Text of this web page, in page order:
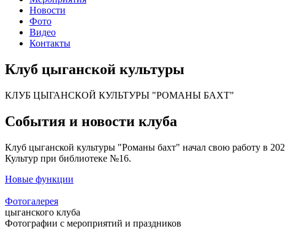
Новости
Фото
Видео
Контакты
Клуб цыганской культуры
КЛУБ ЦЫГАНСКОЙ КУЛЬТУРЫ "РОМАНЫ БАХТ"
События и новости клуба
Клуб цыганской культуры "Романы бахт" начал свою работу в
Культур при библиотеке №16.
Новые функции
Фотогалерея
цыганского клуба
Фотографии с мероприятий и праздников